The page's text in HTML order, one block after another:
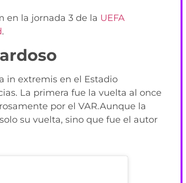
en la jornada 3 de la UEFA
.
in extremis en el Estadio
La primera fue la vuelta al once
por el VAR.Aunque la
su vuelta, sino que fue el autor